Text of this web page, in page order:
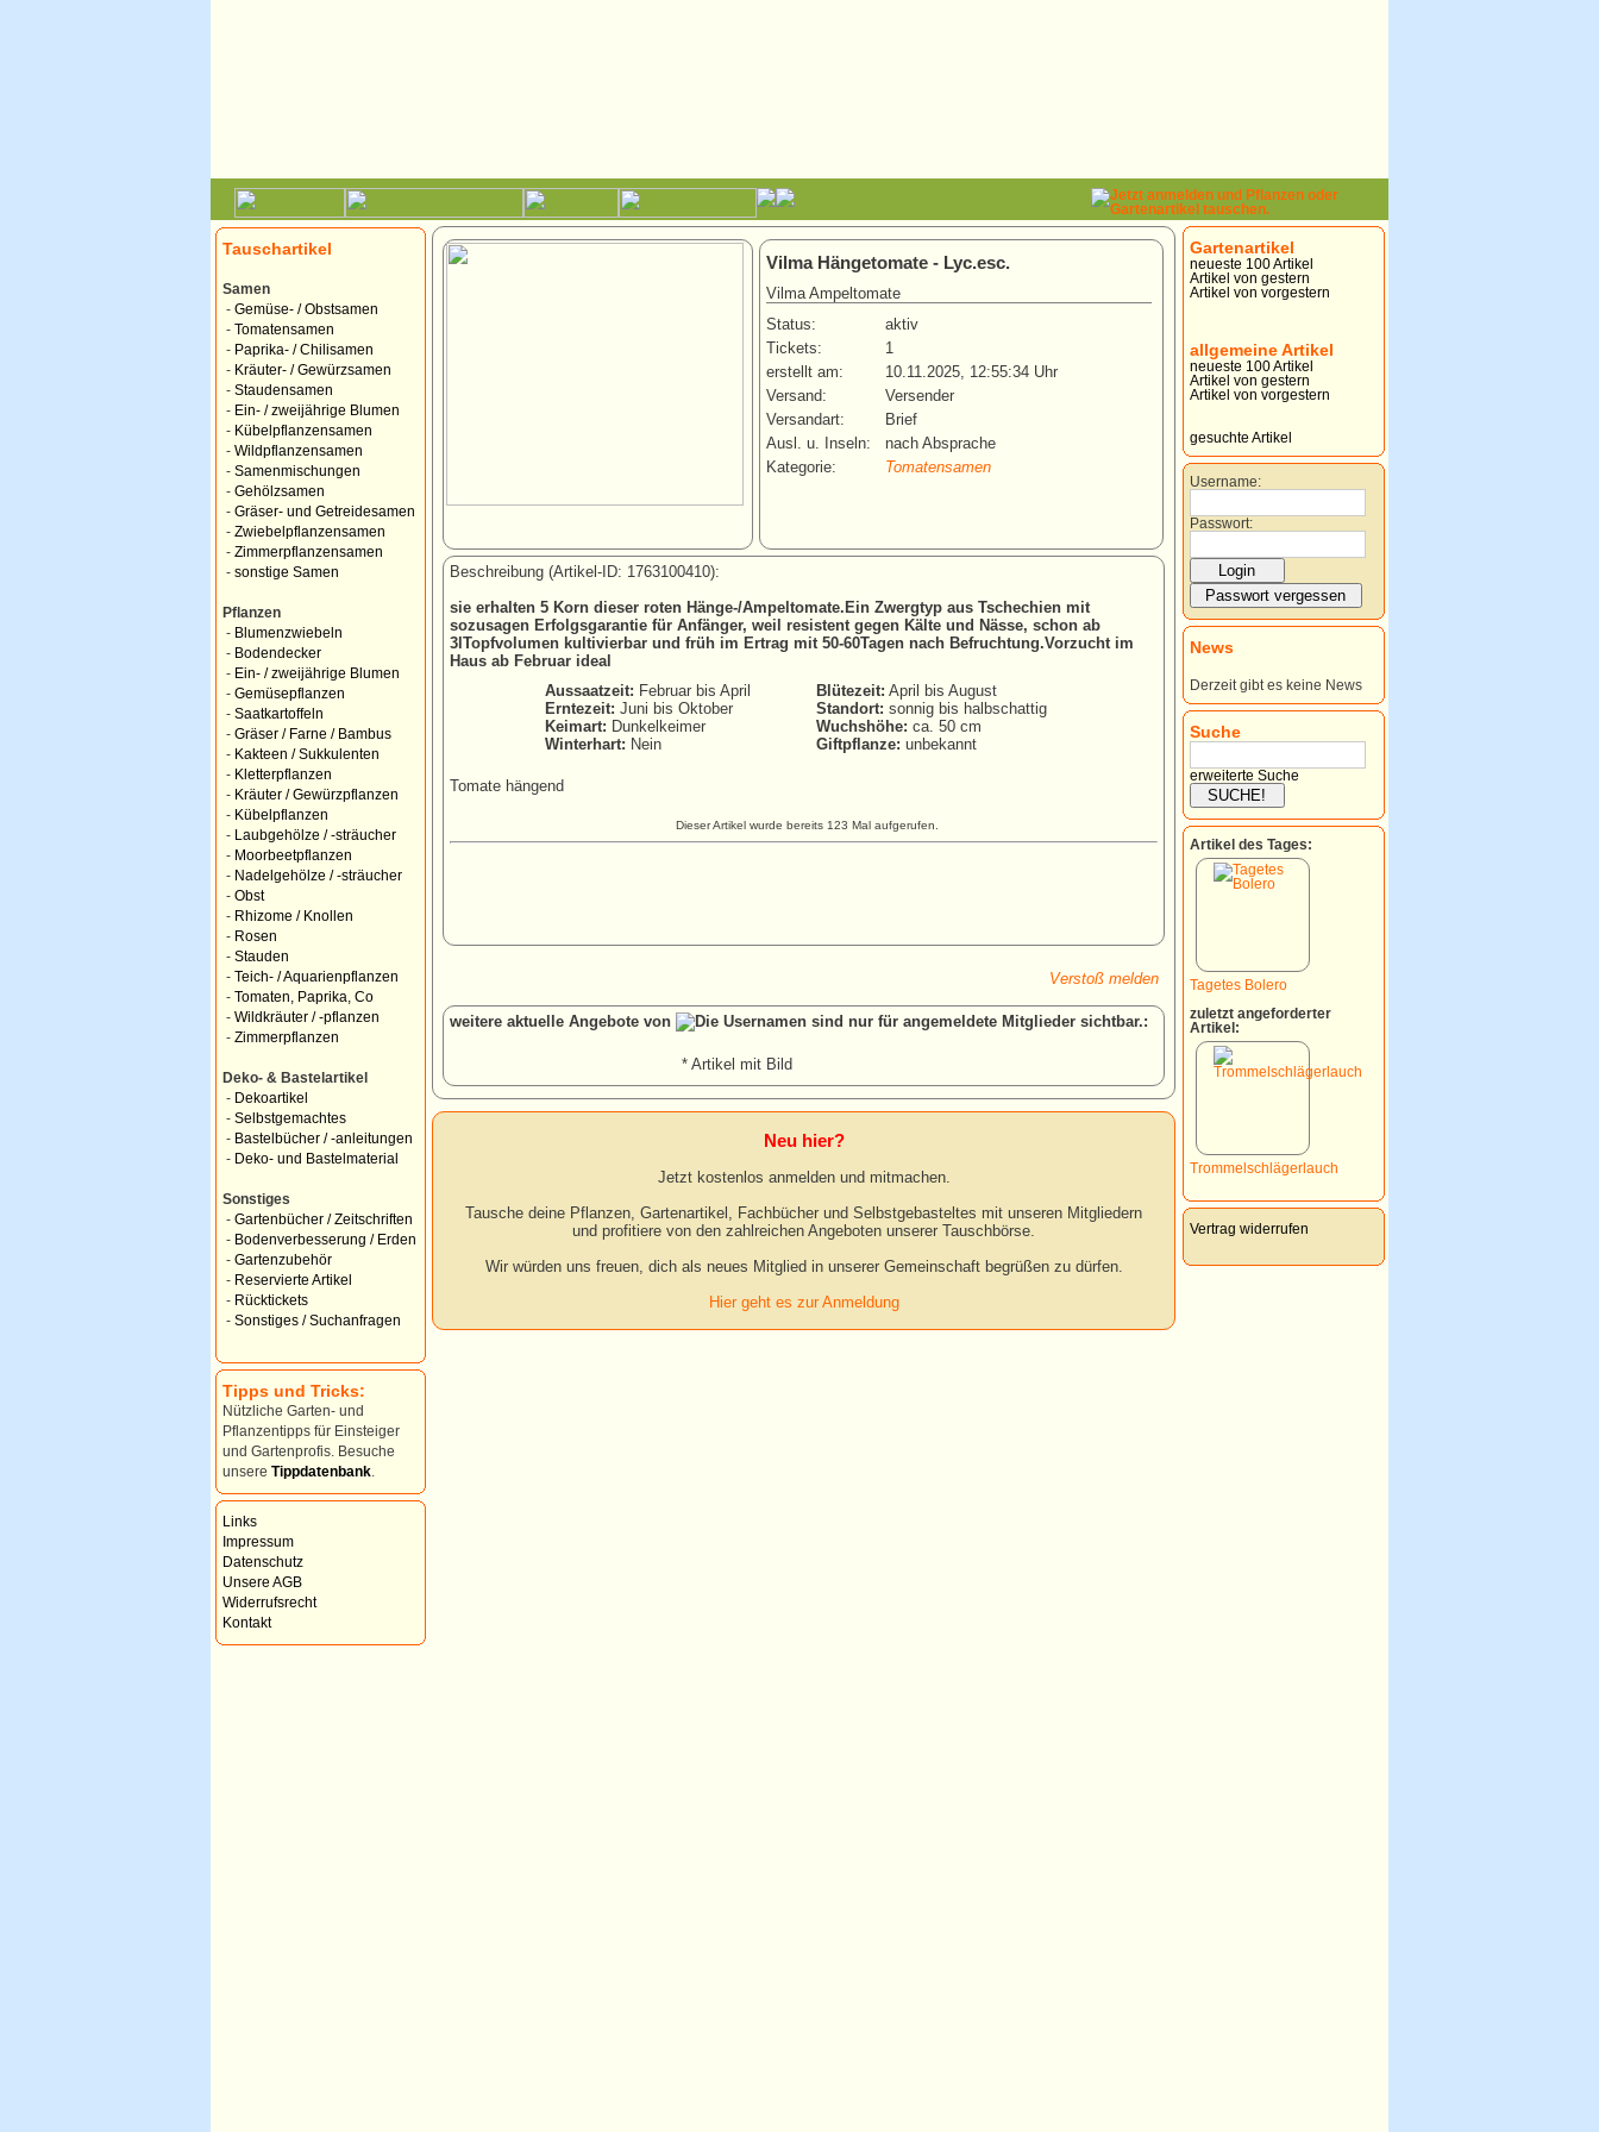
Tauschartikel
Samen
- Gemüse- / Obstsamen
- Tomatensamen
- Paprika- / Chilisamen
- Kräuter- / Gewürzsamen
- Staudensamen
- Ein- / zweijährige Blumen
- Kübelpflanzensamen
- Wildpflanzensamen
- Samenmischungen
- Gehölzsamen
- Gräser- und Getreidesamen
- Zwiebelpflanzensamen
- Zimmerpflanzensamen
- sonstige Samen
Pflanzen
- Blumenzwiebeln
- Bodendecker
- Ein- / zweijährige Blumen
- Gemüsepflanzen
- Saatkartoffeln
- Gräser / Farne / Bambus
- Kakteen / Sukkulenten
- Kletterpflanzen
- Kräuter / Gewürzpflanzen
- Kübelpflanzen
-
Laubgehölze / -sträucher
- Moorbeetpflanzen
- Nadelgehölze / -sträucher
- Obst
- Rhizome / Knollen
- Rosen
- Stauden
- Teich- / Aquarienpflanzen
- Tomaten, Paprika, Co
- Wildkräuter / -pflanzen
- Zimmerpflanzen
Deko- & Bastelartikel
- Dekoartikel
- Selbstgemachtes
- Bastelbücher / -anleitungen
- Deko- und Bastelmaterial
Sonstiges
- Gartenbücher / Zeitschriften
- Bodenverbesserung / Erden
- Gartenzubehör
- Reservierte Artikel
- Rücktickets
- Sonstiges / Suchanfragen
Tipps und Tricks:
Nützliche Garten- und
Pflanzentipps für Einsteiger
und Gartenprofis. Besuche
unsere Tippdatenbank
Links
Impressum
Datenschutz
Unsere AGB
Widerrufsrecht
Kontakt
Vilma Hängetomate - Lyc.esc.
Vilma Ampeltomate
Status:
aktiv
Tickets:
1
erstellt am:
10.11.2025, 12:55:34 Uhr
Versand:
Versender
Versandart:
Brief
Ausl. u. Inseln:
nach Absprache
Kategorie:
Tomatensamen
Beschreibung (Artikel-ID: 1763100410):
sie erhalten 5 Korn dieser roten Hänge-/Ampeltomate.Ein Zwergtyp aus Tschechien mit
sozusagen Erfolgsgarantie für Anfänger, weil resistent gegen Kälte und Nässe, schon ab
3lTopfvolumen kultivierbar und früh im Ertrag mit 50-60Tagen nach Befruchtung.Vorzucht im
Haus ab Februar ideal
Aussaatzeit: Februar bis April Blütezeit: April bis August
Erntezeit: Juni bis Oktober Standort: sonnig bis halbschattig
Keimart: Dunkelkeimer Wuchshöhe: ca. 50 cm
Winterhart: Nein Giftpflanze: unbekannt
Tomate hängend
Dieser Artikel wurde bereits 123 Mal aufgerufen.
Verstoß melden
weitere aktuelle Angebote von :
* Artikel mit Bild
Neu hier?
Jetzt kostenlos anmelden und mitmachen.
Tausche deine Pflanzen, Gartenartikel, Fachbücher und Selbstgebasteltes mit unseren Mitgliedern
und profitiere von den zahlreichen Angeboten unserer Tauschbörse.
Wir würden uns freuen, dich als neues Mitglied in unserer Gemeinschaft begrüßen zu dürfen.
Hier geht es zur Anmeldung
Gartenartikel
neueste 100 Artikel
Artikel von gestern
Artikel von vorgestern
allgemeine Artikel
neueste 100 Artikel
Artikel von gestern
Artikel von vorgestern
gesuchte Artikel
Username:
Passwort:
News
Derzeit gibt es keine News
Suche
erweiterte Suche
Artikel des Tages:
Tagetes Bolero
zuletzt angeforderter
Artikel:
Trommelschlägerlauch
Vertrag widerrufen